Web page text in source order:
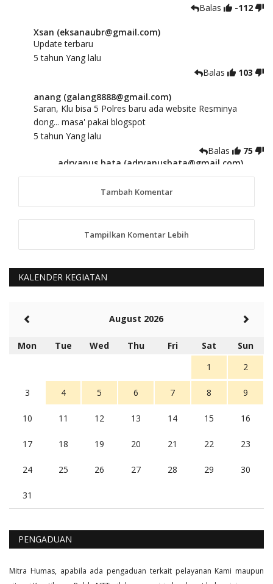
Balas
-112
Xsan (eksanaubr@gmail.com)
Update terbaru
5 tahun Yang lalu
Balas
103
anang (galang8888@gmail.com)
Saran, Klu bisa 5 Polres baru ada website Resminya
dong... masa' pakai blogspot
5 tahun Yang lalu
Balas
75
adryanus bata (adryanusbata@gmail.com)
TKS atas saran dan masukannya, akan kami
tindaklanjuti
anggy (anakkaos@gmail.com)
Kami perantu bisa baca langsung terkait Pilkada Sumba
5 tahun Yang lalu
Rambu (rambu03@gmail.com)
Berita Polres Sumba Barat Mantap
5 tahun Yang lalu
Balas
16
Tambah Komentar
Tampilkan Komentar Lebih
KALENDER KEGIATAN
August 2026
Mon Tue Wed Thu Fri Sat
Sun
1
2
3 4 5 6 7 8 9
10 11 12 13 14 15 16
17 18 19 20 21 22 23
24 25 26 27 28 29 30
31
PENGADUAN
Mitra Humas, apabila ada pengaduan terkait pelayanan Kami maupun